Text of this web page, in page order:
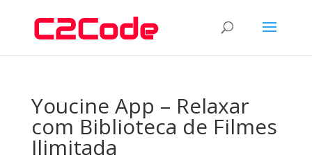
Youcine App – Relaxar
com Biblioteca de Filmes
Ilimitada